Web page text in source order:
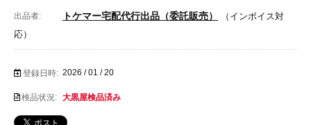
出品者: トケマー宅配代行出品（委託販売）
（インボイス対
応）
登録日時: 2026 / 01 / 20
検品状況: 大黒屋検品済み